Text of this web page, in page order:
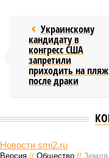
Украинскому
кандидату в
конгресс США
запретили
приходить на пляж
после драки
Новости smi2.ru
Версия // Общество // Земля